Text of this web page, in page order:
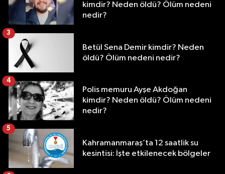
kimdir? Neden öldü? Ölüm nedeni
nedir?
Betül Sena Demir kimdir? Neden
öldü? Ölüm nedeni nedir?
3
Polis memuru Ayşe Akdoğan
kimdir? Neden öldü? Ölüm nedeni
nedir?
4
Kahramanmaraş’ta 12 saatlik su
kesintisi: İşte etkilenecek bölgeler
5